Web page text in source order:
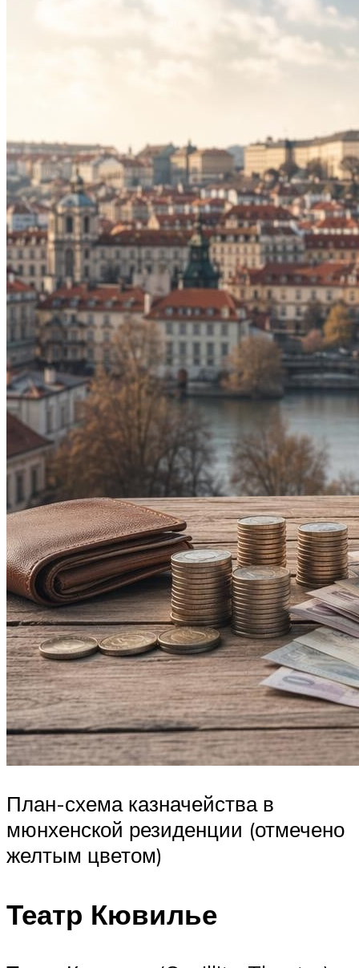
План-схема казначейства в
мюнхенской резиденции (отмечено
желтым цветом)
Театр Кювилье